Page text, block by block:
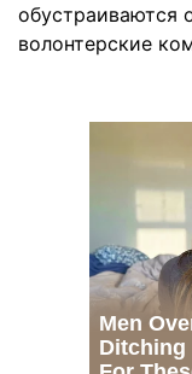
обустраиваются
волонтерские